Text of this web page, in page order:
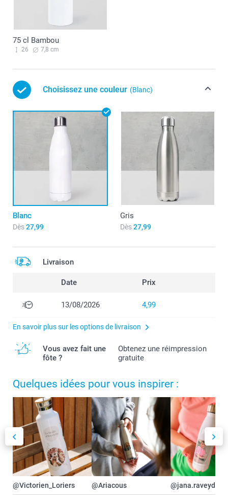
75 cl Bambou
26 7,8 cm
Choisissez une couleur (Blanc)
Blanc
Dès27,99
Gris
Dès27,99
Livraison
Date Prix
13/08/2026 4,99
En savoir plus sur les options de livraison
Vous avez fait une
fôte ?
Obtenez une réimpression
gratuite
Quelques idées pour vous inspirer :
@Victorien_Loriers @Ariacous @jana.raveydts